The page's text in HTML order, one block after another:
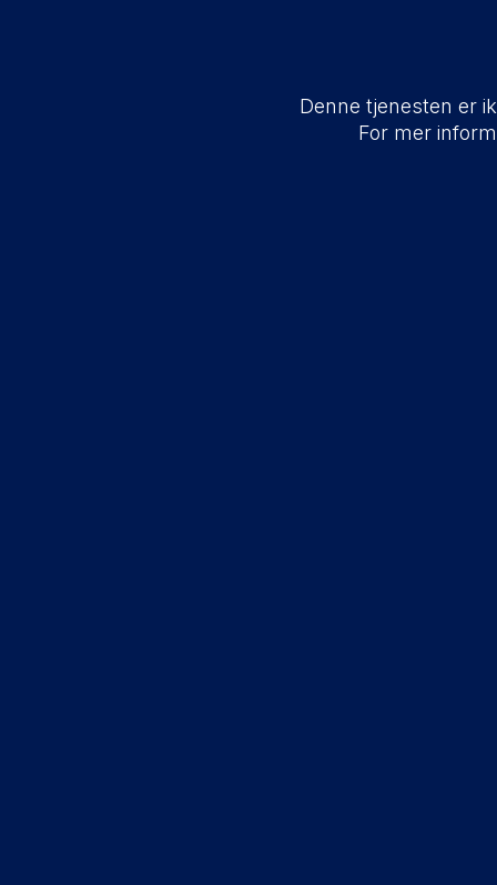
Denne tjenesten er
For mer